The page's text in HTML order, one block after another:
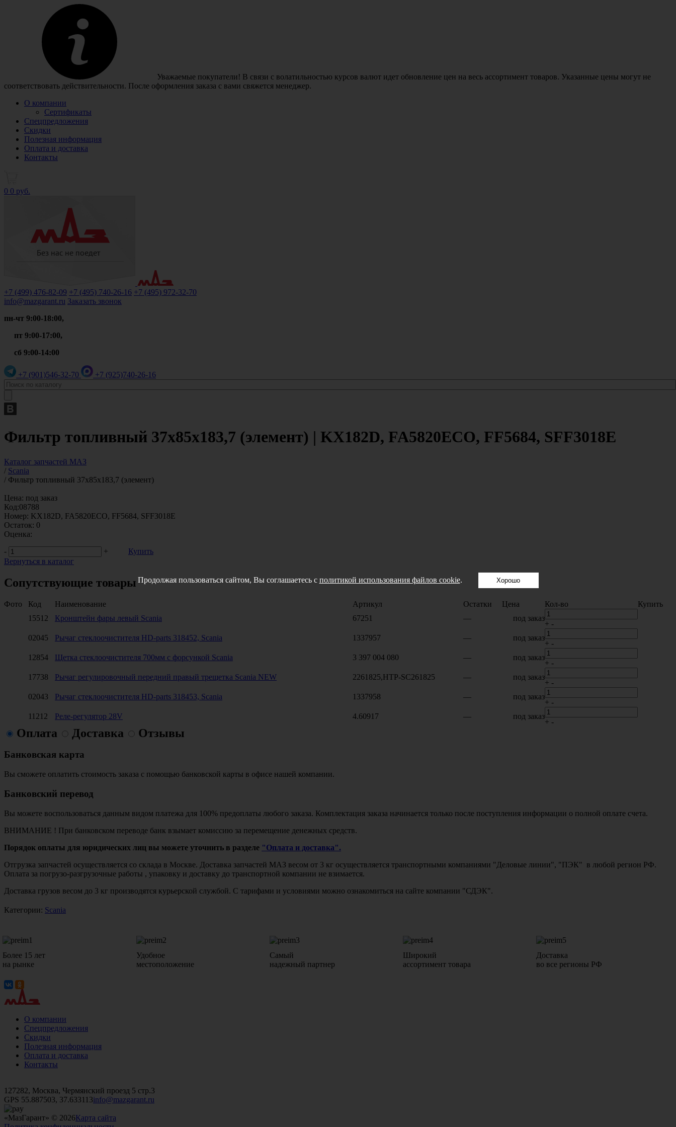
Уважаемые покупатели! В связи с волатильностью курсов валют идет обновление цен на весь ассортимент товаров. Указанные цены могут не
соответствовать действительности. После оформления заказа с вами свяжется менеджер.
О компании
Сертификаты
Спецпредложения
Скидки
Полезная информация
Оплата и доставка
Контакты
0 0 руб.
+7 (499) 476-82-09 +7 (495) 740-26-16 +7 (495) 972-32-70
info@mazgarant.ru Заказать звонок
пн-чт 9:00-18:00,
пт 9:00-17:00,
сб 9:00-14:00
+7 (901)546-32-70 +7 (925)740-26-16
Фильтр топливный 37х85х183,7 (элемент) | KX182D, FA5820ECO, FF5684, SFF3018E
Каталог запчастей МАЗ
/ Scania
/ Фильтр топливный 37х85х183,7 (элемент)
Цена: под заказ
Код:08788
Номер: KX182D, FA5820ECO, FF5684, SFF3018E
Остаток: 0
Оценка:
-
+
Купить
Вернуться в каталог
Сопутствующие товары
Фото Код Наименование Артикул Остатки Цена Кол-во
Купить
15512
Кронштейн фары левый Scania 67251 — под заказ
+ -
02045
Рычаг стеклоочистителя HD-parts 318452, Scania 1337957 — под заказ
+ -
12854
Щетка стеклоочистителя 700мм с форсункой Scania 3 397 004 080 — под заказ
+ -
17738
Рычаг регулировочный передний правый трещетка Scania NEW 2261825,HTP-SC261825 — под заказ
+ -
02043
Рычаг стеклоочистителя HD-parts 318453, Scania 1337958 — под заказ
+ -
11212
Реле-регулятор 28V 4.60917 — под заказ
+ -
Оплата Доставка Отзывы
Банковская карта
Вы сможете оплатить стоимость заказа с помощью банковской карты в офисе нашей компании.
Банковский перевод
Вы можете воспользоваться данным видом платежа для 100% предоплаты любого заказа. Комплектация заказа начинается только после поступления информации о полной оплате счета.
ВНИМАНИЕ ! При банковском переводе банк взымает комиссию за перемещение денежных средств.
Порядок оплаты для юридических лиц вы можете уточнить в разделе "Оплата и доставка".
Отгрузка запчастей осуществляется со склада в Москве. Доставка запчастей МАЗ весом от 3 кг осуществляется транспортными компаниями "Деловые линии", "ПЭК" в любой регион РФ.
Оплата за погрузо-разгрузочные работы , упаковку и доставку до транспортной компании не взимается.
Доставка грузов весом до 3 кг производятся курьерской службой. С тарифами и условиями можно ознакомиться на сайте компании "СДЭК".
Категории: Scania
Более 15 лет
на рынке
Удобное
местоположение
Самый
надежный партнер
Широкий
ассортимент товара
Доставка
во все регионы РФ
О компании
Спецпредложения
Скидки
Полезная информация
Оплата и доставка
Контакты
127282, Москва, Чермянский проезд 5 стр.3
GPS 55.887503, 37.633113info@mazgarant.ru
«МазГарант» © 2026Карта сайта
Продолжая пользоваться сайтом, Вы соглашаетесь с политикой использования файлов cookie. Хорошо